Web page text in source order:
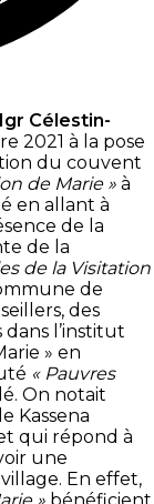
Célestin-
2021 à la pose
du couvent
de Marie » à
en allant à
de la
de la
de la Visitation
de
des
l’institut
» en
« Pauvres
On notait
Kassena
qui répond à
une
En effet,